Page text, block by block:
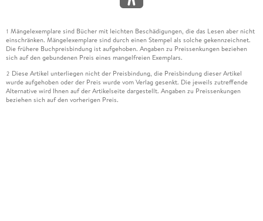
1 Mängelexemplare sind Bücher mit leichten Beschädigungen, die das Lesen aber nicht
einschränken. Mängelexemplare sind durch einen Stempel als solche gekennzeichnet.
Die frühere Buchpreisbindung ist aufgehoben. Angaben zu Preissenkungen beziehen
sich auf den gebundenen Preis eines mangelfreien Exemplars.
2 Diese Artikel unterliegen nicht der Preisbindung, die Preisbindung dieser Artikel
wurde aufgehoben oder der Preis wurde vom Verlag gesenkt. Die jeweils zutreffende
Alternative wird Ihnen auf der Artikelseite dargestellt. Angaben zu Preissenkungen
beziehen sich auf den vorherigen Preis.